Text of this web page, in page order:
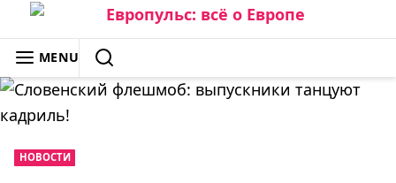
Skip
to
content
ЕВРОПУЛЬС: ВСЁ О ЕВРОПЕ
MENU
SEARCH
НОВОСТИ